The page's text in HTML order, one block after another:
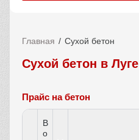
Главная Сухой бетон
Сухой бетон в Луге
Прайс на бетон
В
о